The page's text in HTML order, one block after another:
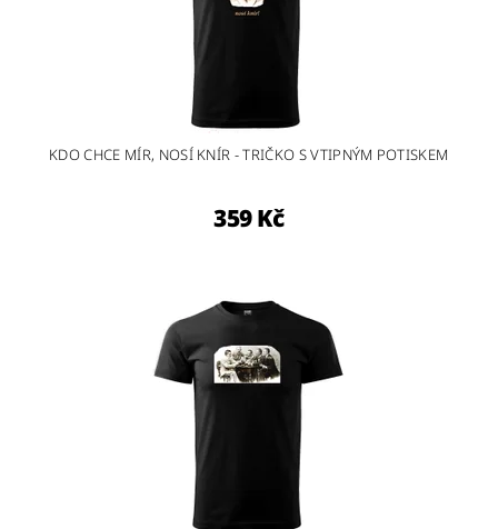
KDO CHCE MÍR, NOSÍ KNÍR - TRIČKO S VTIPNÝM POTISKEM
359 Kč